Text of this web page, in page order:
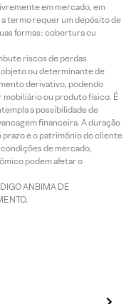
em mercado, em
termo requer um depósito de
formas: cobertura ou
riscos de perdas
ou determinante de
derivativo, podendo
mobiliário ou produto físico. É
a possibilidade de
financeira. A duração
e o patrimônio do cliente
de mercado,
podem afetar o
ANBIMA DE